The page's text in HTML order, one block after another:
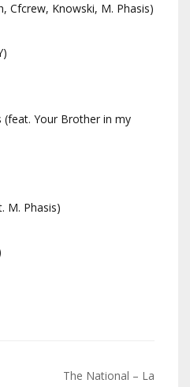
Cfcrew, Knowski, M. Phasis)
(feat. Your Brother in my
M. Phasis)
The National – La